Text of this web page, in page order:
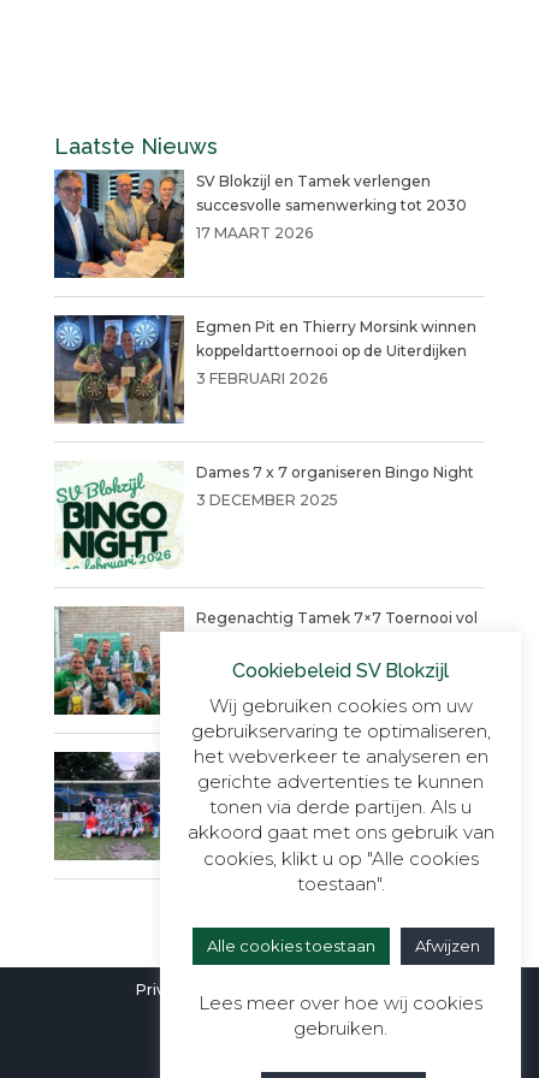
Laatste Nieuws
SV Blokzijl en Tamek verlengen
succesvolle samenwerking tot 2030
17 MAART 2026
Egmen Pit en Thierry Morsink winnen
koppeldarttoernooi op de Uiterdijken
3 FEBRUARI 2026
Dames 7 x 7 organiseren Bingo Night
3 DECEMBER 2025
Regenachtig Tamek 7×7 Toernooi vol
9 JUNI 2025
Blokzijl VR30+1, onverslaanbaar,
onnavolgbaar en ongekend kampioen.
23 MEI 2025
Privacyverklaring
Cookiebeleid SV Blokzijl
Wij gebruiken cookies om uw
gebruikservaring te optimaliseren,
het webverkeer te analyseren en
gerichte advertenties te kunnen
tonen via derde partijen. Als u
akkoord gaat met ons gebruik van
cookies, klikt u op "Alle cookies
toestaan".
Alle cookies toestaan Afwijzen
Lees meer over hoe wij cookies
gebruiken.